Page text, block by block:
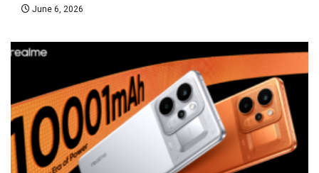
June 6, 2026